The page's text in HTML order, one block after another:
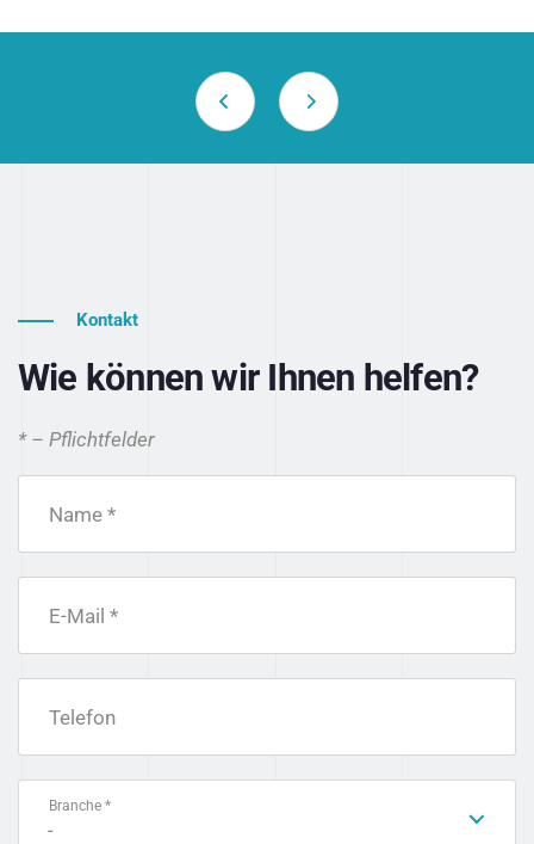
Kontakt
Wie können wir Ihnen helfen?
* – Pflichtfelder
Name *
E-Mail *
Telefon
Branche *
-